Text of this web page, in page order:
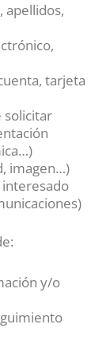
apellidos,
tarjeta
solicitar
imagen…)
y/o